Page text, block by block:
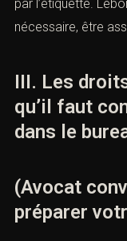
par l’étiquette.
nécessaire, être
III. Les
qu’il faut
dans le
(Avocat
préparer